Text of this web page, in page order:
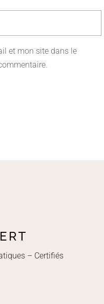
et mon site dans le
– Certifiés